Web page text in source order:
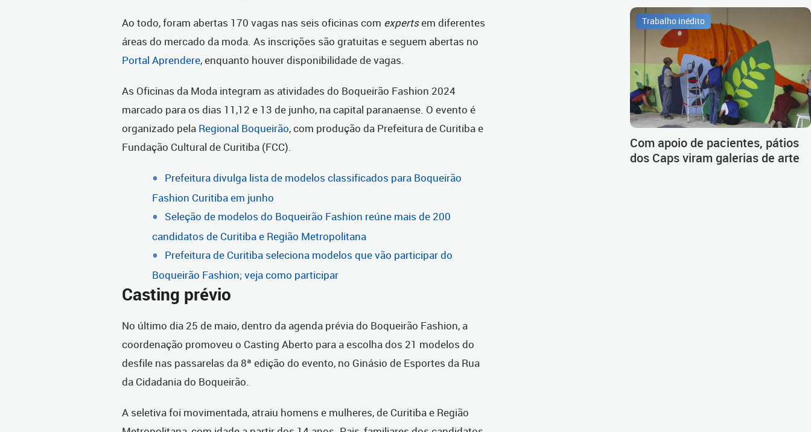
Ao todo, foram abertas 170 vagas nas seis oficinas com expertsem diferentes
áreas do mercado da moda. As inscrições são gratuitas e seguem abertas no
Portal Aprendere, enquanto houver disponibilidade de vagas.
As Oficinas da Moda integram as atividades do Boqueirão Fashion 2024
marcado para os dias 11,12 e 13 de junho, na capital paranaense. O evento é
organizado pela Regional Boqueirão, com produção da Prefeitura de Curitiba e
Fundação Cultural de Curitiba (FCC).
Prefeitura divulga lista de modelos classificados para Boqueirão
Fashion Curitiba em junho
Seleção de modelos do Boqueirão Fashion reúne mais de 200
candidatos de Curitiba e Região Metropolitana
Prefeitura de Curitiba seleciona modelos que vão participar do
Boqueirão Fashion; veja como participar
Casting prévio
No último dia 25 de maio, dentro da agenda prévia do Boqueirão Fashion, a
coordenação promoveu o Casting Aberto para a escolha dos 21 modelos do
desfile nas passarelas da 8ª edição do evento, no Ginásio de Esportes da Rua
da Cidadania do Boqueirão.
A seletiva foi movimentada, atraiu homens e mulheres, de Curitiba e Região
Trabalho inédito
Com apoio de pacientes, pátios
dos Caps viram galerias de arte